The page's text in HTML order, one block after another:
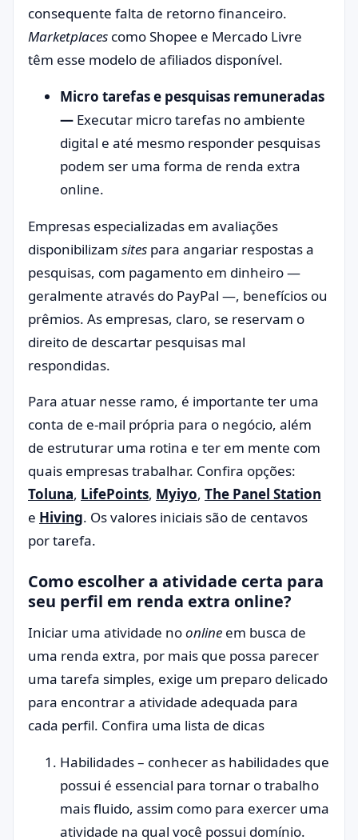
consequente falta de retorno financeiro.
Marketplaces como Shopee e Mercado Livre
têm esse modelo de afiliados disponível.
Micro tarefas e pesquisas remuneradas
— Executar micro tarefas no ambiente
digital e até mesmo responder pesquisas
podem ser uma forma de renda extra
online.
Empresas especializadas em avaliações
disponibilizam sites para angariar respostas a
pesquisas, com pagamento em dinheiro —
geralmente através do PayPal —, benefícios ou
prêmios. As empresas, claro, se reservam o
direito de descartar pesquisas mal
respondidas.
Para atuar nesse ramo, é importante ter uma
conta de e-mail própria para o negócio, além
de estruturar uma rotina e ter em mente com
quais empresas trabalhar. Confira opções:
Toluna, LifePoints, Myiyo, The Panel Station
e Hiving. Os valores iniciais são de centavos
por tarefa.
Como escolher a atividade certa para
seu perfil em renda extra online?
Iniciar uma atividade noonline em busca de
uma renda extra, por mais que possa parecer
uma tarefa simples, exige um preparo delicado
para encontrar a atividade adequada para
cada perfil. Confira uma lista de dicas
Habilidades – conhecer as habilidades que
possui é essencial para tornar o trabalho
mais fluido, assim como para exercer uma
atividade na qual você possui domínio.